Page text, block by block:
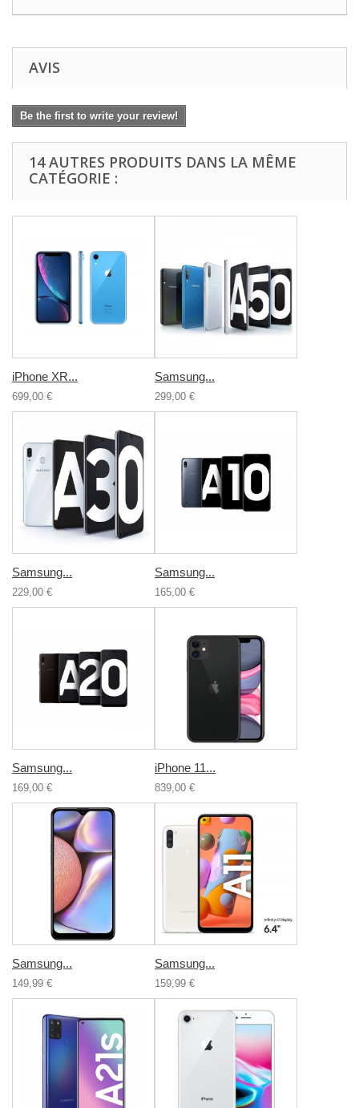
AVIS
Be the first to write your review!
14 AUTRES PRODUITS DANS LA MÊME
CATÉGORIE :
iPhone XR...
699,00 €
Samsung...
299,00 €
Samsung...
229,00 €
Samsung...
165,00 €
Samsung...
169,00 €
iPhone 11...
839,00 €
Samsung...
149,99 €
Samsung...
159,99 €